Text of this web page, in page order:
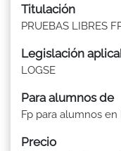
Titulación
PRUEBAS LIBRES
Legislación
LOGSE
Para alumnos de
Fp para alumnos en
Precio